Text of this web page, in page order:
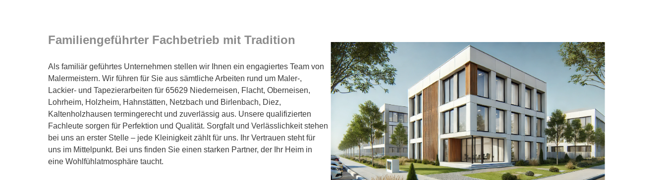
Familiengeführter Fachbetrieb mit Tradition
Als familiär geführtes Unternehmen stellen wir Ihnen ein engagiertes Team von
Malermeistern. Wir führen für Sie aus sämtliche Arbeiten rund um Maler-,
Lackier- und Tapezierarbeiten für 65629 Niederneisen, Flacht, Oberneisen,
Lohrheim, Holzheim, Hahnstätten, Netzbach und Birlenbach, Diez,
Kaltenholzhausen termingerecht und zuverlässig aus. Unsere qualifizierten
Fachleute sorgen für Perfektion und Qualität. Sorgfalt und Verlässlichkeit stehen
bei uns an erster Stelle – jede Kleinigkeit zählt für uns. Ihr Vertrauen steht für
uns im Mittelpunkt. Bei uns finden Sie einen starken Partner, der Ihr Heim in
eine Wohlfühlatmosphäre taucht.